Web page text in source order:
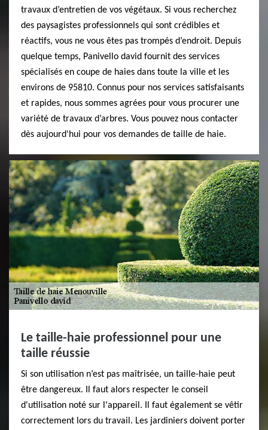
travaux d’entretien de vos végétaux. Si vous recherchez
des paysagistes professionnels qui sont crédibles et
réactifs, vous ne vous êtes pas trompés d’endroit. Depuis
quelque temps, Panivello david fournit des services
spécialisés en coupe de haies dans toute la ville et les
environs de 95810. Connus pour nos services satisfaisants
et rapides, nous sommes agrées pour vous procurer une
variété de travaux d’arbres. Vous pouvez nous contacter
dès aujourd'hui pour vos demandes de taille de haie.
Le taille-haie professionnel pour une
taille réussie
Si son utilisation n’est pas maîtrisée, un taille-haie peut
être dangereux. Il faut alors respecter le conseil
d'utilisation noté sur l'appareil. Il faut également se vêtir
correctement lors du travail. Les jardiniers doivent porter